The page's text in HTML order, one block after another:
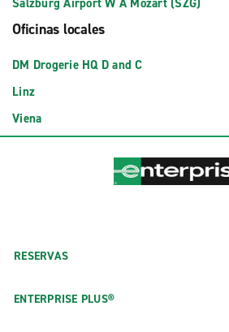
Salzburg Airport W A Mozart (SZG)
Oficinas locales
DM Drogerie HQ D and C
Linz
Viena
RESERVAS
ENTERPRISE PLUS®